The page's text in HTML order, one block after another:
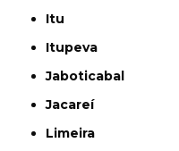
Itu
Itupeva
Jaboticabal
Jacareí
Limeira